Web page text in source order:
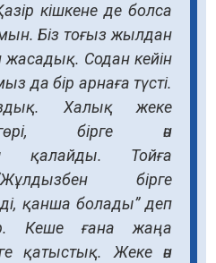
кішкене де болса
Біз тоғыз жылдан
жасадық. Содан кейін
да бір арнаға түсті.
Халық жеке
бірге ән
қалайды. Тойға
бірге
қанша болады” деп
Кеше ғана жаңа
қатыстық. Жеке ән